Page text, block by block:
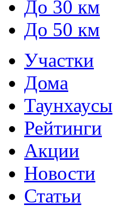
До 30 км
До 50 км
Участки
Дома
Таунхаусы
Рейтинги
Акции
Новости
Статьи